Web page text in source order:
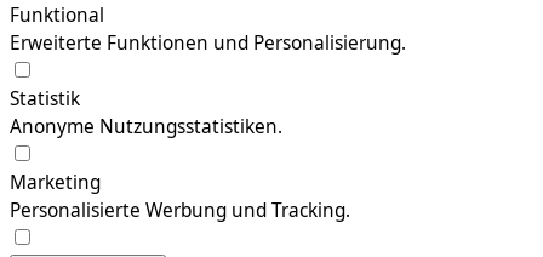
Funktional
Erweiterte Funktionen und Personalisierung.
Statistik
Anonyme Nutzungsstatistiken.
Marketing
Personalisierte Werbung und Tracking.